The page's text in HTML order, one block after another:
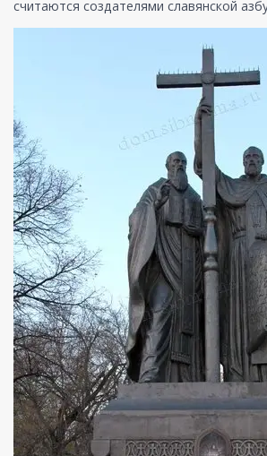
считаются создателями славянской